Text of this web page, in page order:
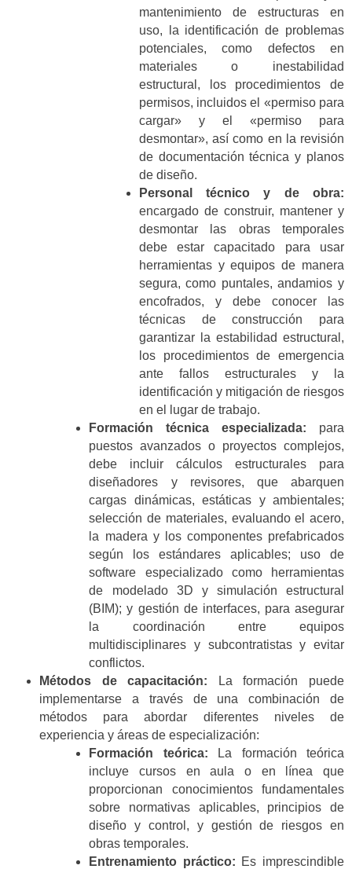
mantenimiento de estructuras en
uso, la identificación de problemas
potenciales, como defectos en
materiales o inestabilidad
estructural, los procedimientos de
permisos, incluidos el «permiso para
cargar» y el «permiso para
desmontar», así como en la revisión
de documentación técnica y planos
de diseño.
Personal técnico y de obra:
encargado de construir, mantener y
desmontar las obras temporales
debe estar capacitado para usar
herramientas y equipos de manera
segura, como puntales, andamios y
encofrados, y debe conocer las
técnicas de construcción para
garantizar la estabilidad estructural,
los procedimientos de emergencia
ante fallos estructurales y la
identificación y mitigación de riesgos
en el lugar de trabajo.
Formación técnica especializada: para
puestos avanzados o proyectos complejos,
debe incluir cálculos estructurales para
diseñadores y revisores, que abarquen
cargas dinámicas, estáticas y ambientales;
selección de materiales, evaluando el acero,
la madera y los componentes prefabricados
según los estándares aplicables; uso de
software especializado como herramientas
de modelado 3D y simulación estructural
(BIM); y gestión de interfaces, para asegurar
la coordinación entre equipos
multidisciplinares y subcontratistas y evitar
conflictos.
Métodos de capacitación:
La formación puede
implementarse a través de una combinación de
métodos para abordar diferentes niveles de
experiencia y áreas de especialización:
Formación teórica:
La formación teórica
incluye cursos en aula o en línea que
proporcionan conocimientos fundamentales
sobre normativas aplicables, principios de
diseño y control, y gestión de riesgos en
obras temporales.
Entrenamiento práctico: Es imprescindible